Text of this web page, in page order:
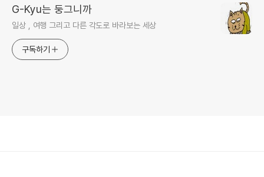
G-Kyu는 둥그니까
일상 , 여행 그리고 다른 각도로 바라보는 세상
구독하기